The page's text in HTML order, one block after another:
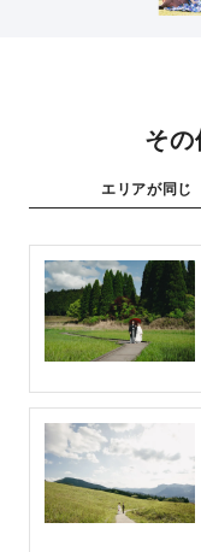
その
エリアが同じ